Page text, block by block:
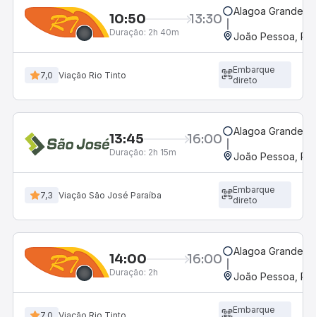
10:50 13:30
Duração: 2h 40m
Alagoa Grande,
João Pessoa,
7,0 Viação Rio Tinto
Embarque
direto
13:45 16:00
Duração: 2h 15m
Alagoa Grande,
João Pessoa,
7,3 Viação São José Paraíba
Embarque
direto
14:00 16:00
Duração: 2h
Alagoa Grande,
João Pessoa,
7,0 Viação Rio Tinto
Embarque